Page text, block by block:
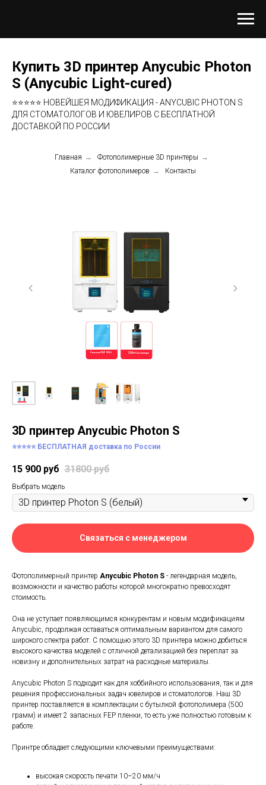
Купить 3D принтер Anycubic Photon
S (Anycubic Light-cured)
⭐⭐⭐⭐⭐ НОВЕЙШЕЯ МОДИФИКАЦИЯ - ANYCUBIC PHOTON S
ДЛЯ СТОМАТОЛОГОВ И ЮВЕЛИРОВ С БЕСПЛАТНОЙ
ДОСТАВКОЙ ПО РОССИИ
Главная → Фотополимерные 3D принтеры →
Каталог фотополимеров → Контакты
3D принтер Anycubic Photon S
⭐⭐⭐⭐⭐ БЕСПЛАТНАЯ доставка по России
15 900 руб 31800 руб
Выбрать модель
Связаться с менеджером
Фотополимерный принтер Anycubic Photon S - легендарная модель,
возможности и качество работы которой многократно превосходят
стоимость.
Она не уступает появляющимся конкурентам и новым модификациям
Anycubic, продолжая оставаться оптимальным вариантом для самого
широкого спектра работ. С помощью этого 3D принтера можно добиться
высокого качества моделей с отличной детализацией без переплат за
новизну и дополнительных затрат на расходные материалы.
Anycubic Photon S подходит как для хоббийного использования, так и для
решения профессиональных задач ювелиров и стоматологов. Наш 3D
принтер поставляется в комплектации с бутылкой фотополимера (500
грамм) и имеет 2 запасных FEP пленки, то есть уже полностью готовым к
работе.
Принтре обладает следующими ключевыми преимуществами:
высокая скорость печати 10–20 мм/ч